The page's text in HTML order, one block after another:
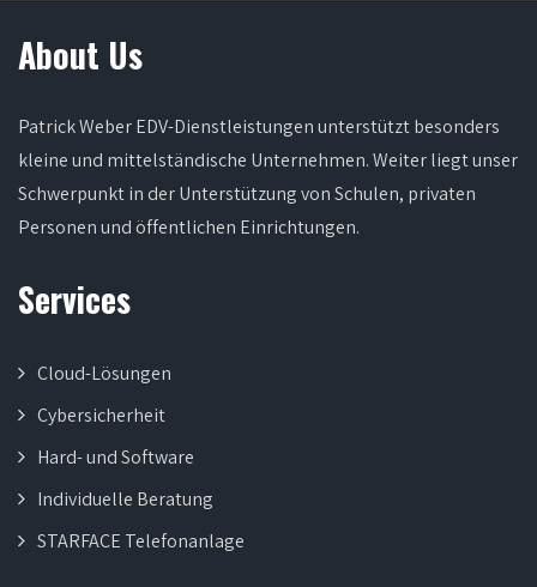
About Us
Patrick Weber EDV-Dienstleistungen unterstützt besonders
kleine und mittelständische Unternehmen. Weiter liegt unser
Schwerpunkt in der Unterstützung von Schulen, privaten
Personen und öffentlichen Einrichtungen.
Services
Cloud-Lösungen
Cybersicherheit
Hard- und Software
Individuelle Beratung
STARFACE Telefonanlage